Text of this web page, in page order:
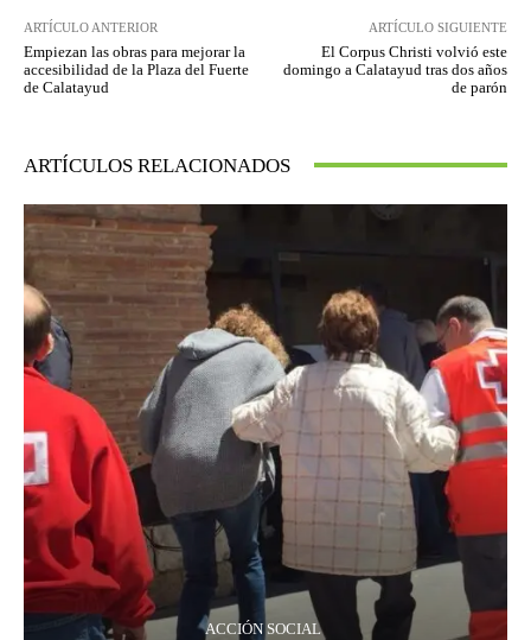
ARTÍCULO ANTERIOR
Empiezan las obras para mejorar la
accesibilidad de la Plaza del Fuerte
de Calatayud
ARTÍCULO SIGUIENTE
El Corpus Christi volvió este
domingo a Calatayud tras dos años
de parón
ARTÍCULOS RELACIONADOS
ACCIÓN SOCIAL